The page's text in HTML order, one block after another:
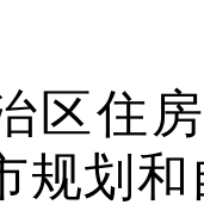
区住
规划